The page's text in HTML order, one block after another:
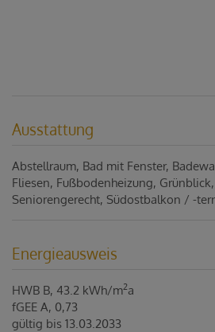
Ausstattung
Abstellraum Bad mit Fenster
Fliesen Fußbodenheizung Grünblick
Seniorengerecht Südostbalkon / -
Energieausweis
HWB B, 43.2 kWh/m2a
fGEE A, 0,73
gültig bis 13.03.2033